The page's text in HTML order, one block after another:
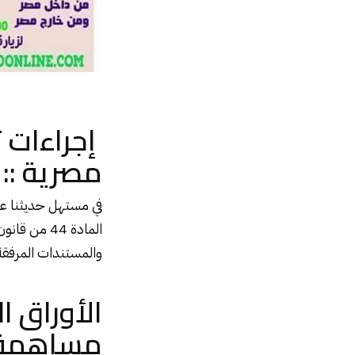
مصرية ::
في مستهل حديثنا
المادة
والمستندات